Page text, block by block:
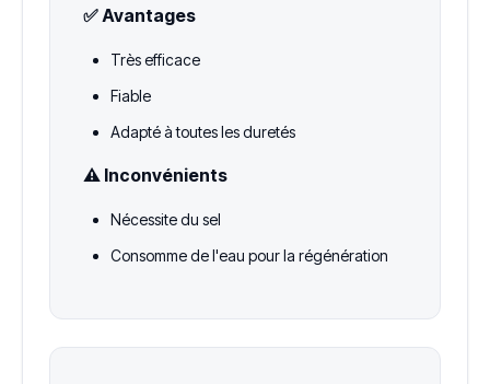
✅ Avantages
Très efficace
Fiable
Adapté à toutes les duretés
⚠️ Inconvénients
Nécessite du sel
Consomme de l'eau pour la régénération